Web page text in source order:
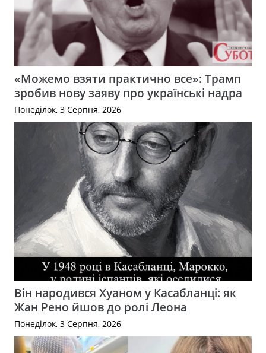
«Можемо взяти практично все»: Трамп
зробив нову заяву про українські надра
Понеділок, 3 Серпня, 2026
Він народився Хуаном у Касабланці: як
Жан Рено йшов до ролі Леона
Понеділок, 3 Серпня, 2026